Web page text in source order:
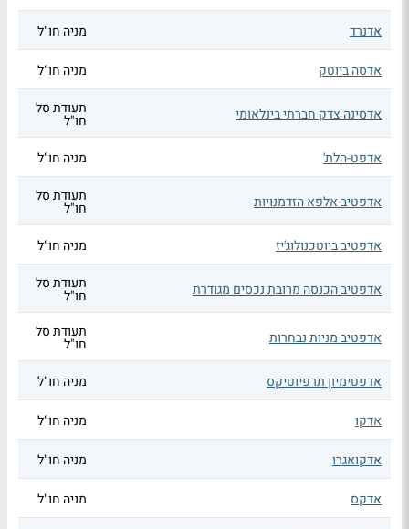
אדנרד מניה חו"ל
אדסה ביוטק מניה חו"ל
אדסינה צדק חברתי בינלאומי תעודת סל
חו"ל
אדפט-הלת'
מניה חו"ל
אדפטיב אלפא הזדמנויות תעודת סל
חו"ל
אדפטיב ביוטכנולוג'יז
מניה חו"ל
אדפטיב הכנסה מרובת נכסים מגודרת תעודת סל
חו"ל
אדפטיב מניות נבחרות תעודת סל
חו"ל
אדפטימיון תרפיוטיקס
מניה חו"ל
אדקו מניה חו"ל
אדקואגרו מניה חו"ל
אדקס מניה חו"ל